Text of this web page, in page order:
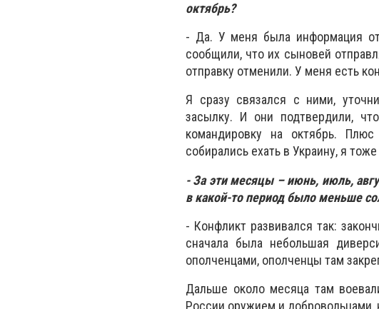
октябрь?
- Да. У меня была информация от
сообщили, что их сыновей
отправку отменили. У меня есть
Я сразу связался с ними,
засылку. И они подтвердили,
командировку на октябрь.
собирались ехать в Украину, я
- За эти месяцы – июнь, июль,
в какой-то период было меньше
- Конфликт развивался так:
сначала была небольшая
ополченцами, ополченцы там
Дальше около месяца там
России оружием и добровольцами,